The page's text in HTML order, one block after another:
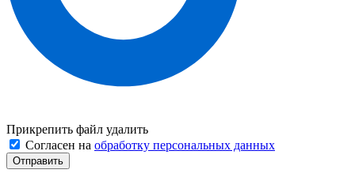
Прикрепить файл удалить
Согласен на обработку персональных данных